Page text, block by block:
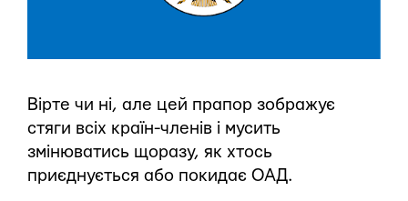
Вірте чи ні, але цей прапор зображує
стяги всіх країн-членів і мусить
змінюватись щоразу, як хтось
приєднується або покидає ОАД.